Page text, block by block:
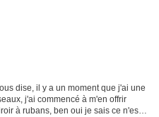
dise, il y a un moment que j'ai une
j'ai commencé à m'en offrir
à rubans, ben oui je sais ce n'est